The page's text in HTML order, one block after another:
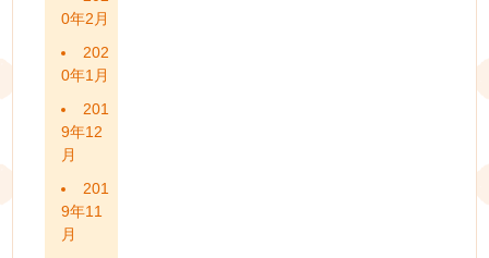
0年2月
202
0年1月
201
9年12
月
201
9年11
月